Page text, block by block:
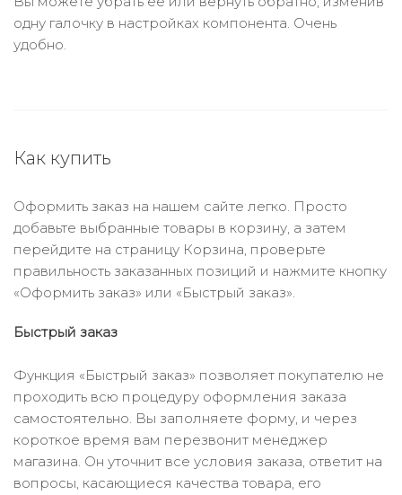
одну галочку в настройках компонента. Очень
удобно.
Как купить
Оформить заказ на нашем сайте легко. Просто
добавьте выбранные товары в корзину, а затем
перейдите на страницу Корзина, проверьте
правильность заказанных позиций и нажмите кнопку
«Оформить заказ» или «Быстрый заказ».
Быстрый заказ
Функция «Быстрый заказ» позволяет покупателю не
проходить всю процедуру оформления заказа
самостоятельно. Вы заполняете форму, и через
короткое время вам перезвонит менеджер
магазина. Он уточнит все условия заказа, ответит на
вопросы, касающиеся качества товара, его